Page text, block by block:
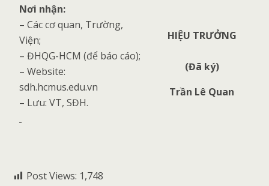
Nơi nhận:
– Các cơ quan, Trường,
Viện;
– ĐHQG-HCM (để báo cáo);
– Website:
sdh.hcmus.edu.vn
– Lưu: VT, SĐH.
HIỆU TRƯỞNG
(Đã ký)
Trần Lê Quan
Post Views: 1,748